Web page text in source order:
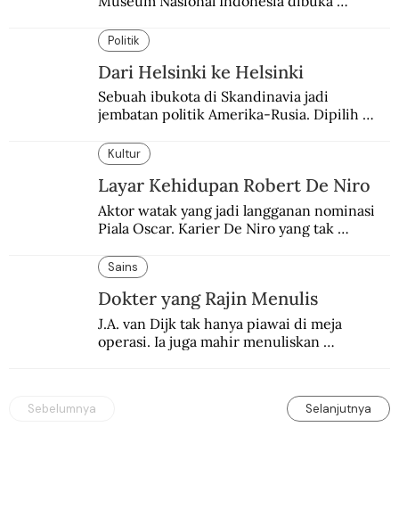
Pameran Repatriasi 2024.
Politik
Dari Helsinki ke Helsinki
Sebuah ibukota di Skandinavia jadi
jembatan politik Amerika-Rusia. Dipilih
Kultur
Layar Kehidupan Robert De Niro
Aktor watak yang jadi langganan nominasi
Piala Oscar. Karier De Niro yang tak
lebih dari setengah abad.
Sains
Dokter yang Rajin Menulis
J.A. van Dijk tak hanya piawai di meja
operasi. Ia juga mahir menuliskan
Sebelumnya Selanjutnya